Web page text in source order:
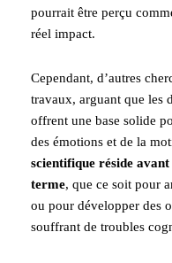
pourrait être perçu
réel impact.
Cependant, d’autres
travaux, arguant que les
offrent une base solide
des émotions et de la
scientifique réside
terme, que ce soit pour
ou pour développer des
souffrant de troubles